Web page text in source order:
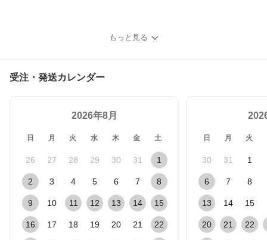
もっと見る
受注・発送カレンダー
2026年8月
日 月 火 水 木 金 土
26 27 28 29 30 31 1
2 3 4 5 6 7 8
9 10 11 12 13 14 15
16 17 18 19 20 21 22
日 月 火
30 31 1
6 7 8
13 14 15
20 21 22